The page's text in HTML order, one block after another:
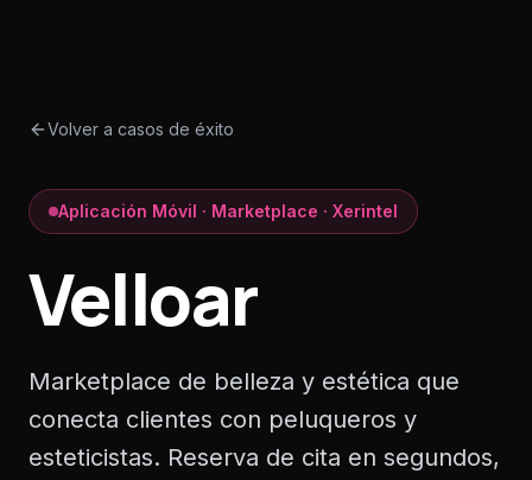
Volver a casos de éxito
Aplicación Móvil · Marketplace · Xerintel
Velloar
Marketplace de belleza y estética que
conecta clientes con peluqueros y
esteticistas. Reserva de cita en segundos,